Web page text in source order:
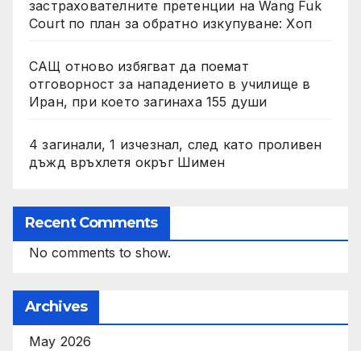
застрахователните претенции на Wang Fuk
Court по план за обратно изкупуване: Хоп
САЩ отново избягват да поемат
отговорност за нападението в училище в
Иран, при което загинаха 155 души
4 загинали, 1 изчезнал, след като проливен
дъжд връхлетя окръг Шимен
Recent Comments
No comments to show.
Archives
May 2026